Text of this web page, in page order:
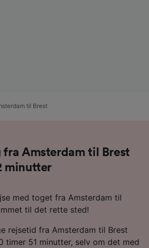
til Brest
fra Amsterdam til Brest
minutter
med toget fra Amsterdam til
til det rette sted!
rejsetid fra Amsterdam til Brest
timer 51 minutter, selv om det med